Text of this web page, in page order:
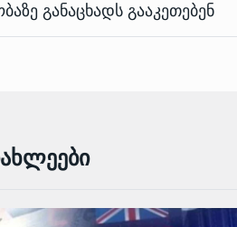
განაცხადს გააკეთებენ